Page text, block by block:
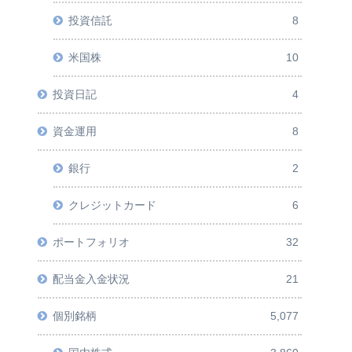
投資信託 8
米国株 10
投資日記 4
資金運用 8
銀行 2
クレジットカード 6
ポートフォリオ 32
配当金入金状況 21
個別銘柄 5,077